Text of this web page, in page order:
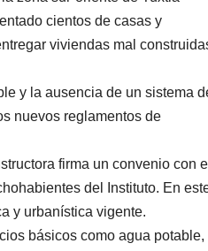
cientos de casas y
viviendas mal
y la ausencia de un sistema
nuevos reglamentos de
firma un convenio con el
del Instituto. En
y urbanística vigente.
básicos como agua potable,